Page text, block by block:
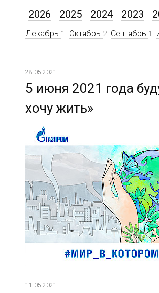
2026 2025 2024 2023
Декабрь 1 Октябрь 2 Сентябрь 1
28.05.2021
5 июня 2021 года
хочу жить»
11.05.2021